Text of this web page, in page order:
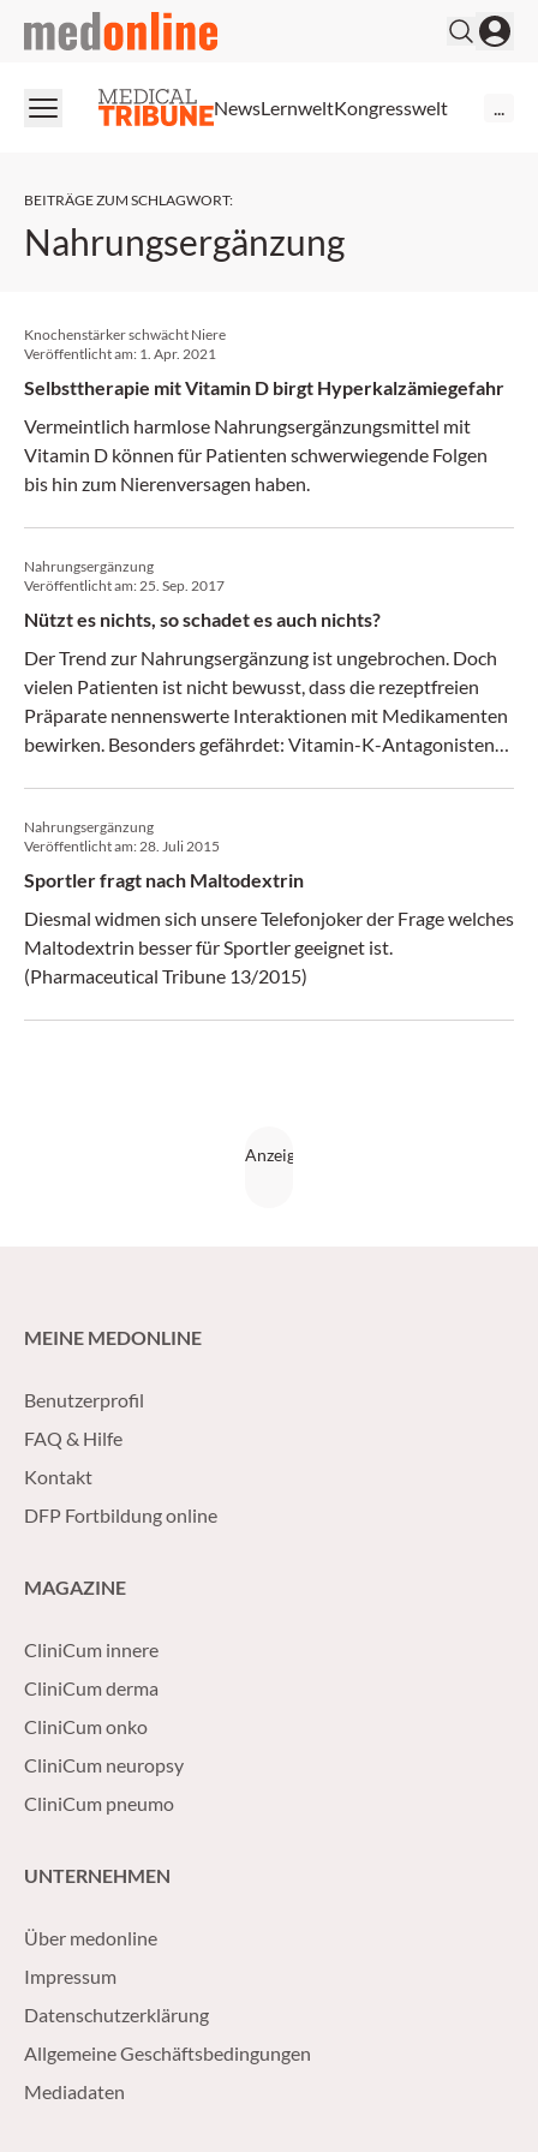
medonline
NewsLernweltKongresswelt
BEITRÄGE ZUM SCHLAGWORT:
Nahrungsergänzung
Knochenstärker schwächt Niere
Veröffentlicht am: 1. Apr. 2021
Selbsttherapie mit Vitamin D birgt Hyperkalzämiegefahr
Vermeintlich harmlose Nahrungsergänzungsmittel mit
Vitamin D können für Patienten schwerwiegende Folgen
bis hin zum Nierenversagen haben.
Nahrungsergänzung
Veröffentlicht am:25. Sep. 2017
Nützt es nichts, so schadet es auch nichts?
Der Trend zur Nahrungsergänzung ist ungebrochen. Doch
vielen Patienten ist nicht bewusst, dass die rezeptfreien
Präparate nennenswerte Interaktionen mit Medikamenten
bewirken. Besonders gefährdet: Vitamin-K-Antagonisten
Nahrungsergänzung
Veröffentlicht am:28. Juli 2015
Sportler fragt nach Maltodextrin
Diesmal widmen sich unsere Telefonjoker der Frage welches
Maltodextrin besser für Sportler geeignet ist.
(Pharmaceutical Tribune 13/2015)
MEINE MEDONLINE
Benutzerprofil
FAQ & Hilfe
Kontakt
DFP Fortbildung online
MAGAZINE
CliniCum innere
CliniCum derma
CliniCum onko
CliniCum neuropsy
CliniCum pneumo
UNTERNEHMEN
Über medonline
Impressum
Datenschutzerklärung
Allgemeine Geschäftsbedingungen
Mediadaten